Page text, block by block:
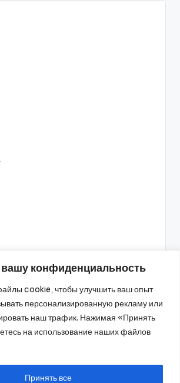
конфиденциальность
cookie, чтобы улучшить ваш опыт
персонализированную рекламу или
наш трафик. Нажимая «Принять
на использование наших файлов
Принять все